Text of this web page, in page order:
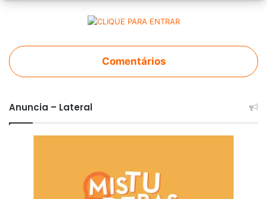
Comentários
Anuncia – Lateral